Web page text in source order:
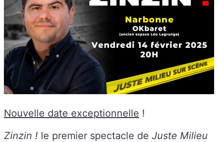
Nouvelle date exceptionnelle !
Zinzin ! le premier spectacle de Juste Milieu